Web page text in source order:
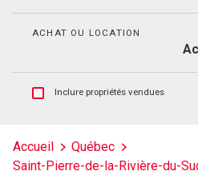
ACHAT OU LOCATION
Afficher
et
les
Inclure propriétés vendues
Accueil
Québec
Saint-Pierre-de-la-Rivière-du-